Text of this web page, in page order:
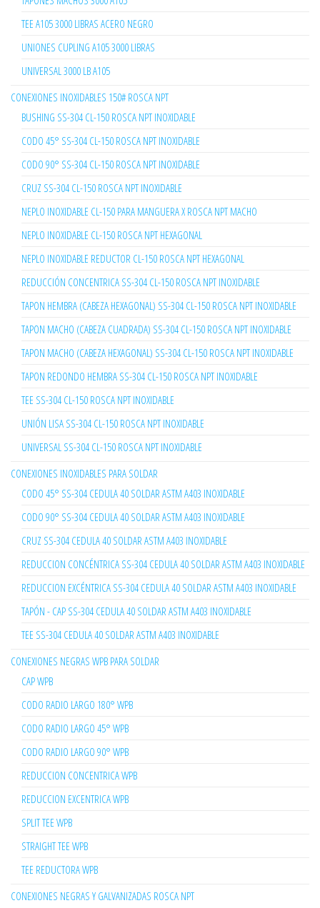
TEE A105 3000 LIBRAS ACERO NEGRO
UNIONES CUPLING A105 3000 LIBRAS
UNIVERSAL 3000 LB A105
CONEXIONES INOXIDABLES 150# ROSCA NPT
BUSHING SS-304 CL-150 ROSCA NPT INOXIDABLE
CODO 45° SS-304 CL-150 ROSCA NPT INOXIDABLE
CODO 90° SS-304 CL-150 ROSCA NPT INOXIDABLE
CRUZ SS-304 CL-150 ROSCA NPT INOXIDABLE
NEPLO INOXIDABLE CL-150 PARA MANGUERA X ROSCA NPT MACHO
NEPLO INOXIDABLE CL-150 ROSCA NPT HEXAGONAL
NEPLO INOXIDABLE REDUCTOR CL-150 ROSCA NPT HEXAGONAL
REDUCCIÓN CONCENTRICA SS-304 CL-150 ROSCA NPT INOXIDABLE
TAPON HEMBRA (CABEZA HEXAGONAL) SS-304 CL-150 ROSCA NPT INOXIDABLE
TAPON MACHO (CABEZA CUADRADA) SS-304 CL-150 ROSCA NPT INOXIDABLE
TAPON MACHO (CABEZA HEXAGONAL) SS-304 CL-150 ROSCA NPT INOXIDABLE
TAPON REDONDO HEMBRA SS-304 CL-150 ROSCA NPT INOXIDABLE
TEE SS-304 CL-150 ROSCA NPT INOXIDABLE
UNIÓN LISA SS-304 CL-150 ROSCA NPT INOXIDABLE
UNIVERSAL SS-304 CL-150 ROSCA NPT INOXIDABLE
CONEXIONES INOXIDABLES PARA SOLDAR
CODO 45° SS-304 CEDULA 40 SOLDAR ASTM A403 INOXIDABLE
CODO 90° SS-304 CEDULA 40 SOLDAR ASTM A403 INOXIDABLE
CRUZ SS-304 CEDULA 40 SOLDAR ASTM A403 INOXIDABLE
REDUCCION CONCÉNTRICA SS-304 CEDULA 40 SOLDAR ASTM A403 INOXIDABLE
REDUCCION EXCÉNTRICA SS-304 CEDULA 40 SOLDAR ASTM A403 INOXIDABLE
TAPÓN - CAP SS-304 CEDULA 40 SOLDAR ASTM A403 INOXIDABLE
TEE SS-304 CEDULA 40 SOLDAR ASTM A403 INOXIDABLE
CONEXIONES NEGRAS WPB PARA SOLDAR
CAP WPB
CODO RADIO LARGO 180° WPB
CODO RADIO LARGO 45° WPB
CODO RADIO LARGO 90° WPB
REDUCCION CONCENTRICA WPB
REDUCCION EXCENTRICA WPB
SPLIT TEE WPB
STRAIGHT TEE WPB
TEE REDUCTORA WPB
CONEXIONES NEGRAS Y GALVANIZADAS ROSCA NPT